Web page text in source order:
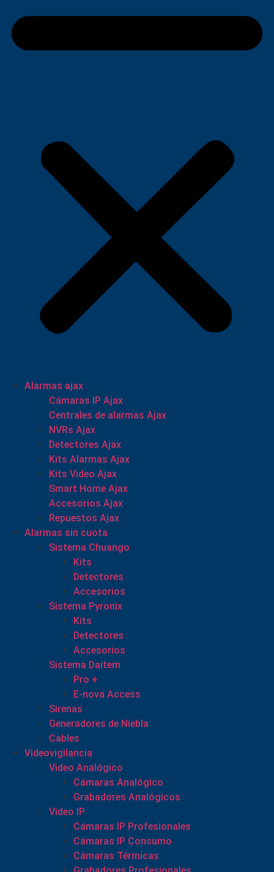
Alarmas ajax
Cámaras IP Ajax
Centrales de alarmas Ajax
NVRs Ajax
Detectores Ajax
Kits Alarmas Ajax
Kits Video Ajax
Smart Home Ajax
Accesorios Ajax
Repuestos Ajax
Alarmas sin cuota
Sistema Chuango
Kits
Detectores
Accesorios
Sistema Pyronix
Kits
Detectores
Accesorios
Sistema Daitem
Pro +
E-nova Access
Sirenas
Generadores de Niebla
Cables
Videovigilancia
Video Analógico
Cámaras Analógico
Grabadores Analógicos
Video IP
Cámaras IP Profesionales
Cámaras IP Consumo
Cámaras Térmicas